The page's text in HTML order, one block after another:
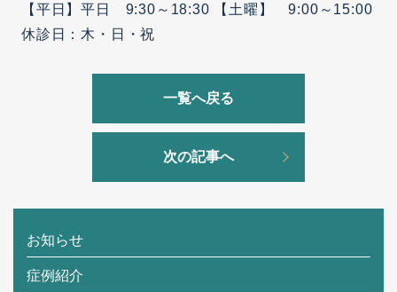
【平日】平日 9:30～18:30 【土曜】 9:00～15:00
休診日：木・日・祝
一覧へ戻る
次の記事へ
お知らせ
症例紹介